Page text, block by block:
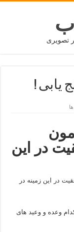
تصویری
یابی !
در این
در این زمینه در
وعده و وعید های